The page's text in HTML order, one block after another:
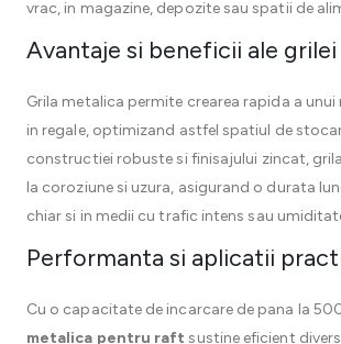
vrac, in magazine, depozite sau spatii de
Avantaje si beneficii ale
Grila metalica permite crearea rapida a
in regale, optimizand astfel spatiul de
constructiei robuste si finisajului zincat,
la coroziune si uzura, asigurand o durata
chiar si in medii cu trafic intens sau
Performanta si aplicatii
Cu o capacitate de incarcare de pana la
metalica pentru raft sustine eficient